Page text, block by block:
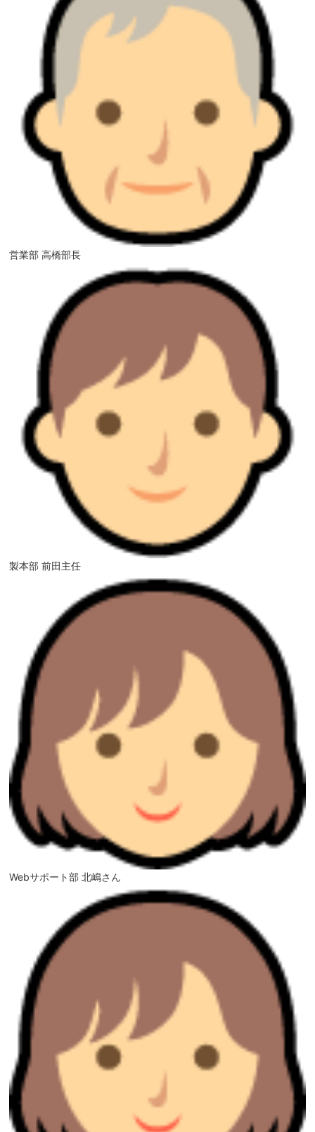
営業部 高橋部長
製本部 前田主任
Webサポート部 北嶋さん